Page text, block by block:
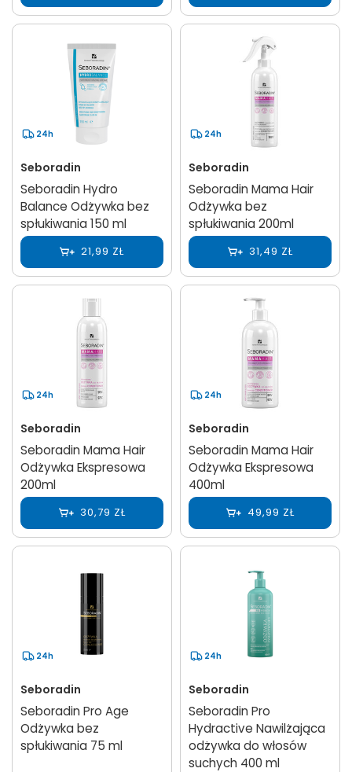
24h
Seboradin
Seboradin Hydro
Balance Odżywka bez
spłukiwania 150 ml
21,99 ZŁ
24h
Seboradin
Seboradin Mama Hair
Odżywka bez
spłukiwania 200ml
31,49 ZŁ
24h
Seboradin
Seboradin Mama Hair
Odżywka Ekspresowa
200ml
30,79 ZŁ
24h
Seboradin
Seboradin Mama Hair
Odżywka Ekspresowa
400ml
49,99 ZŁ
24h
Seboradin
Seboradin Pro Age
Odżywka bez
spłukiwania 75 ml
24h
Seboradin
Seboradin Pro
Hydractive Nawilżająca
odżywka do włosów
suchych 400 ml